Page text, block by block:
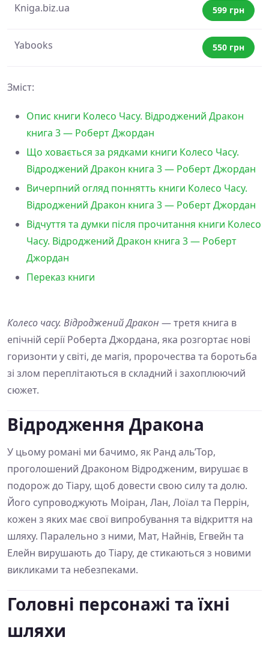
Kniga.biz.ua 599 грн
Yabooks 550 грн
Зміст:
Опис книги Колесо Часу. Відроджений Дракон
книга 3 — Роберт Джордан
Що ховається за рядками книги Колесо Часу.
Відроджений Дракон книга 3 — Роберт Джордан
Вичерпний огляд поннятть книги Колесо Часу.
Відроджений Дракон книга 3 — Роберт Джордан
Відчуття та думки після прочитання книги Колесо
Часу. Відроджений Дракон книга 3 — Роберт
Джордан
Переказ книги
Колесо часу. Відроджений Дракон — третя книга в
епічній серії Роберта Джордана, яка розгортає нові
горизонти у світі, де магія, пророчества та боротьба
зі злом переплітаються в складний і захоплюючий
сюжет.
Відродження Дракона
У цьому романі ми бачимо, як Ранд аль’Тор,
проголошений Драконом Відродженим, вирушає в
подорож до Тіару, щоб довести свою силу та долю.
Його супроводжують Моіран, Лан, Лоїал та Перрін,
кожен з яких має свої випробування та відкриття на
шляху. Паралельно з ними, Мат, Найнів, Егвейн та
Елейн вирушають до Тіару, де стикаються з новими
викликами та небезпеками.
Головні персонажі та їхні
шляхи